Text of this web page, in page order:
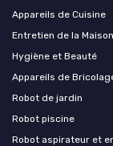
Appareils de Cuisine
Entretien de la Maison
Hygiène et Beauté
Appareils de
Robot de jardin
Robot piscine
Robot aspirateur et